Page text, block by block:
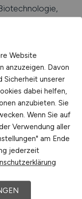
-technologie,
Maritime
Wirtschaft,
Landsysteme
International
Nord AG,
Dataport AöR,
Color Line
Co. KG,
Website
anzuzeigen. Davon
Sicherheit unserer
dabei helfen,
anzubieten. Sie
Wenn Sie auf
Verwendung aller
am Ende
jederzeit